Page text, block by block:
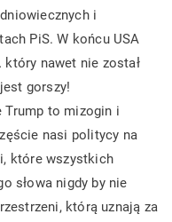
i
PiS. W końcu USA
nawet nie został
gorszy!
Trump to mizogin i
nasi politycy na
które wszystkich
słowa nigdy by nie
którą uznają za